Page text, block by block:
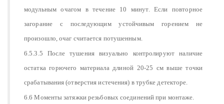
модульным очагом в течение 10 минут. Если повторное
загорание с последующим устойчивым горением не
произошло, очаг считается потушенным.
6.5.3.5 После тушения визуально контролируют наличие
остатка горючего материала длиной 20-25 см выше точки
срабатывания (отверстия истечения) в трубке детекторе.
6.6 Моменты затяжки резьбовых соединений при монтаже.